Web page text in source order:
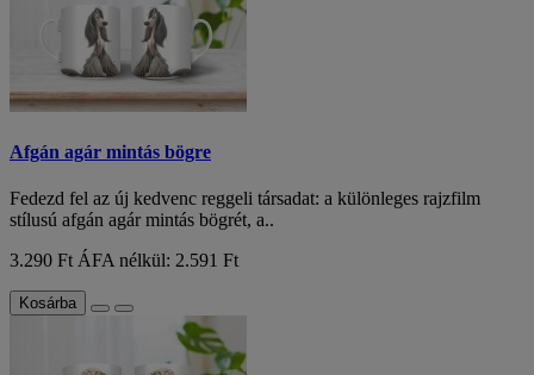
Afgán agár mintás bögre
Fedezd fel az új kedvenc reggeli társadat: a különleges rajzfilm
stílusú afgán agár mintás bögrét, a..
3.290 Ft ÁFA nélkül: 2.591 Ft
Kosárba